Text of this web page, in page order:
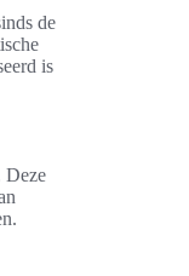
de
is
Deze